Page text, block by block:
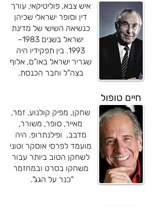
איש צבא, פוליטיקאי, עורך
דין וסופר ישראלי שכיהן
כנשיאהּ השישי של מדינת
ישראל בשנים 1983–
1993. בין תפקידיו היה
שגריר ישראל באו"ם, אלוף
בצה"ל וחבר הכנסת.
חיים טופול
שחקן, מפיק קולנוע, זמר,
מאייר, סופר, משורר,
מדבב, ופילנתרופ. היה
מועמד לפרסי אוסקר וטוני
לשחקן הטוב ביותר עבור
משחקו בסרט ובמחזמר
"כנר על הגג".